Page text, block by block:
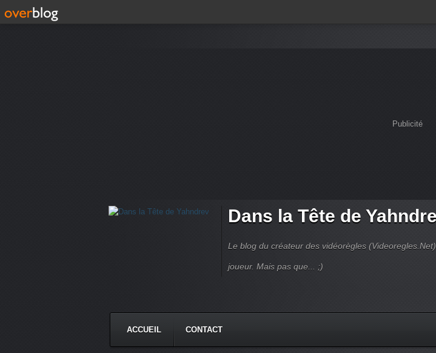
Publicité
Dans la Tête de
Le blog du créateur des vidéorègles
joueur. Mais pas que... ;)
ACCUEIL CONTACT